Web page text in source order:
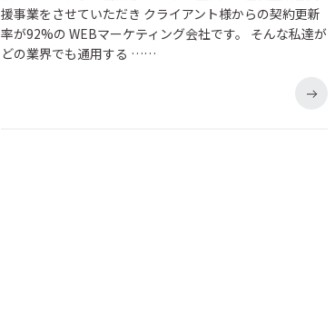
援事業をさせていただき クライアント様からの契約更新
率が92%の WEBマーケティング会社です。 そんな私達が
どの業界でも通用する ……